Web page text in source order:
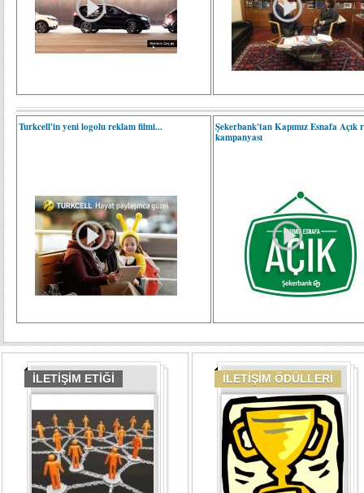
Turkcell'in yeni logolu reklam filmi...
Şekerbank'tan Kapımız Esnafa Açık
kampanyası
İLETİŞİM ETİĞİ İLETİŞİM ÖDÜLLERİ